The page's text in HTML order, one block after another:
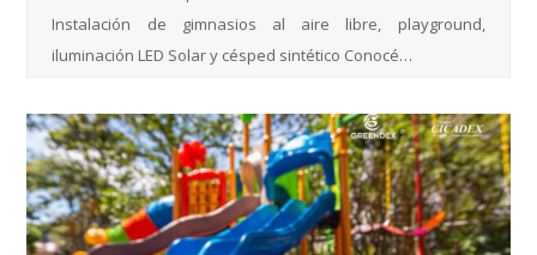
Instalación de gimnasios al aire libre, playground,
iluminación LED Solar y césped sintético Conocé…